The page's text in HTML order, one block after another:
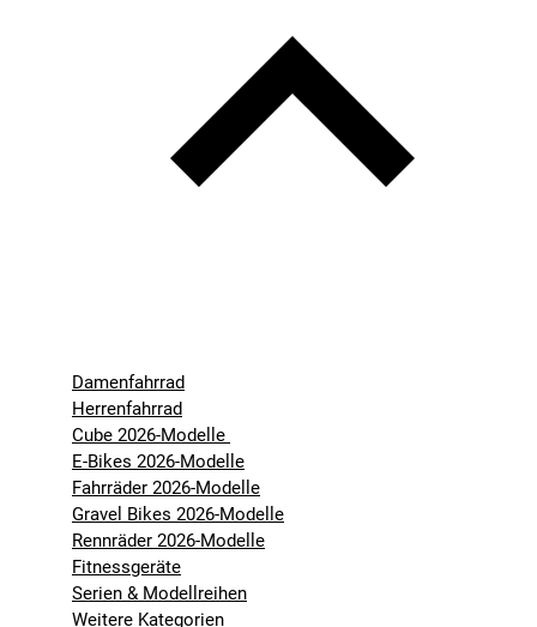
Damenfahrrad
Herrenfahrrad
Cube 2026-Modelle
E-Bikes 2026-Modelle
Fahrräder 2026-Modelle
Gravel Bikes 2026-Modelle
Rennräder 2026-Modelle
Fitnessgeräte
Serien & Modellreihen
Weitere Kategorien